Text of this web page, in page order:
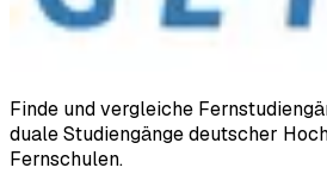
Finde und vergleiche
duale Studiengänge deutscher
Fernschulen.